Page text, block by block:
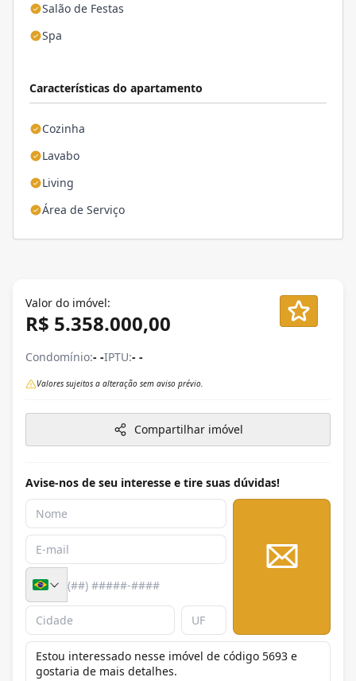
Salão de Festas
Spa
Características do apartamento
Cozinha
Lavabo
Living
Área de Serviço
Valor do imóvel:
R$ 5.358.000,00
Condomínio:- -IPTU:- -
Valores sujeitos a alteração sem aviso prévio.
Compartilhar imóvel
Avise-nos de seu interesse e tire suas dúvidas!